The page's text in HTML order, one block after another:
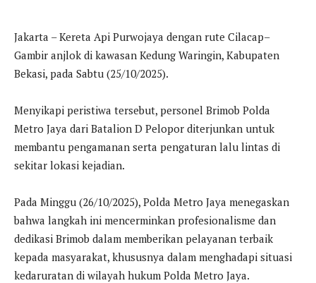
Jakarta – Kereta Api Purwojaya dengan rute Cilacap–
Gambir anjlok di kawasan Kedung Waringin, Kabupaten
Bekasi, pada Sabtu (25/10/2025).
Menyikapi peristiwa tersebut, personel Brimob Polda
Metro Jaya dari Batalion D Pelopor diterjunkan untuk
membantu pengamanan serta pengaturan lalu lintas di
sekitar lokasi kejadian.
Pada Minggu (26/10/2025), Polda Metro Jaya menegaskan
bahwa langkah ini mencerminkan profesionalisme dan
dedikasi Brimob dalam memberikan pelayanan terbaik
kepada masyarakat, khususnya dalam menghadapi situasi
kedaruratan di wilayah hukum Polda Metro Jaya.